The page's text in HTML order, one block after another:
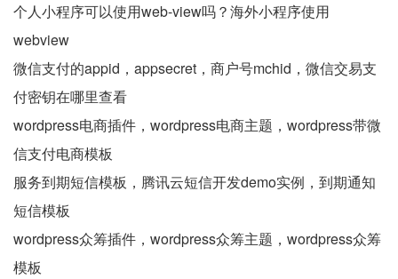
个人小程序可以使用web-view吗？海外小程序使用
webview
微信支付的appid，appsecret，商户号mchid，微信交易支
付密钥在哪里查看
wordpress电商插件，wordpress电商主题，wordpress带微
信支付电商模板
服务到期短信模板，腾讯云短信开发demo实例，到期通知
短信模板
wordpress众筹插件，wordpress众筹主题，wordpress众筹
模板